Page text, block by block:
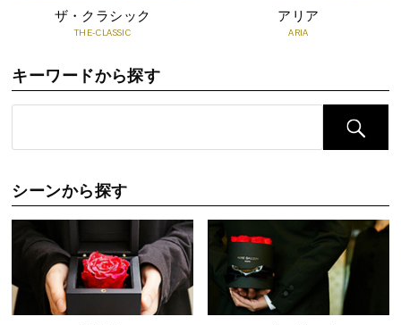
燥しすぎると、花びらがひび割れたり、色褪せする場合がございま
●食用ではありませんので、食べないでください。
ザ・クラシック
THE-CLASSIC
アリア
ARIA
キーワードから探す
シーンから探す